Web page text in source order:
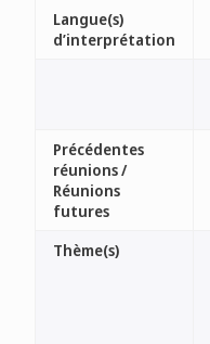
Langue(s)
d’interprétation
Précédentes
réunions /
Réunions
futures
Thème(s)